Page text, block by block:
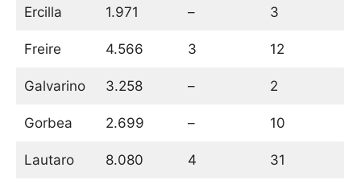
Ercilla 1.971 – 3
Freire 4.566 3 12
Galvarino 3.258 – 2
Gorbea 2.699 – 10
Lautaro 8.080 4 31